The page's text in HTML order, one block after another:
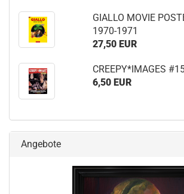
GIALLO MOVIE
1970-1971
27,50 EUR
CREEPY*IMAGES
6,50 EUR
Angebote